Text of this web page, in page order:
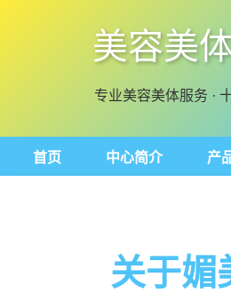
美容美
专业美容美体服务 ·
首页 中心简介 产
关于媚